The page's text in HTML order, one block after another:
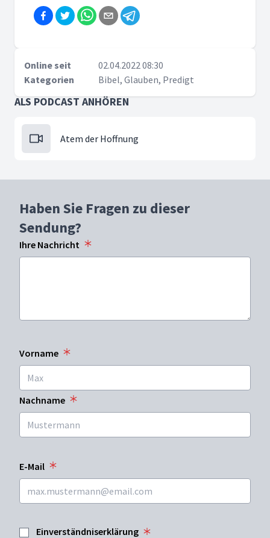
Online seit
02.04.2022 08:30
Kategorien
Bibel, Glauben, Predigt
ALS PODCAST ANHÖREN
Atem der Hoffnung
Haben Sie Fragen zu dieser
Sendung?
Ihre Nachricht
Vorname
Nachname
E-Mail
Einverständniserklärung